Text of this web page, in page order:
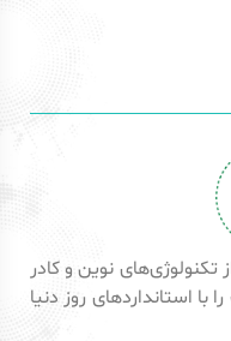
تکنولوژی‌های نوین و کادر
استانداردهای روز دنیا